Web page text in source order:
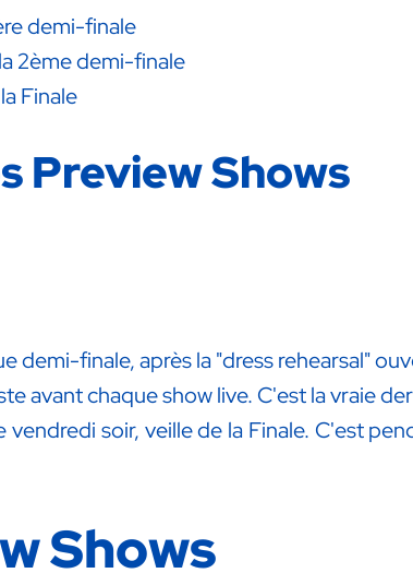
demi-finale
2ème demi-finale
Finale
Preview Shows
demi-finale, après la "dress rehearsal"
avant chaque show live. C'est la vraie
soir, veille de la Finale. C'est
Shows